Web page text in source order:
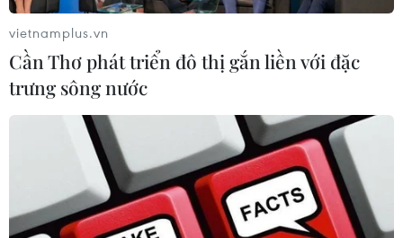
Tai nạn giao thông tăng trong ngày mùng
4 Tết, làm chết 34 người
13/02/2024 11:34
vietnamplus.vn
Cần Thơ phát triển đô thị gắn liền với đặc
trưng sông nước